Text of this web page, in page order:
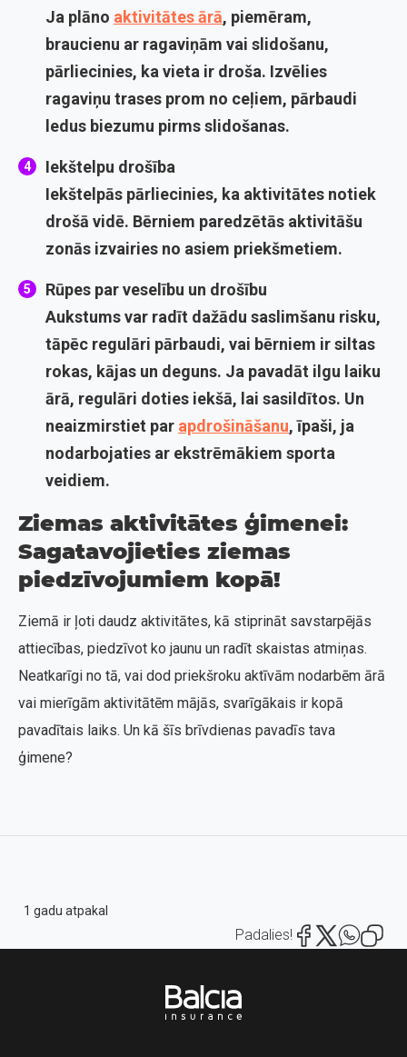
Ja plāno aktivitātes ārā, piemēram,
braucienu ar ragaviņām vai slidošanu,
pārliecinies, ka vieta ir droša. Izvēlies
ragaviņu trases prom no ceļiem, pārbaudi
ledus biezumu pirms slidošanas.
Iekštelpu drošība
Iekštelpās pārliecinies, ka aktivitātes notiek
drošā vidē. Bērniem paredzētās aktivitāšu
zonās izvairies no asiem priekšmetiem.
Rūpes par veselību un drošību
Aukstums var radīt dažādu saslimšanu risku,
tāpēc regulāri pārbaudi, vai bērniem ir siltas
rokas, kājas un deguns. Ja pavadāt ilgu laiku
ārā, regulāri doties iekšā, lai sasildītos. Un
neaizmirstiet par apdrošināšanu, īpaši, ja
nodarbojaties ar ekstrēmākiem sporta
veidiem.
Ziemas aktivitātes ģimenei:
Sagatavojieties ziemas
piedzīvojumiem kopā!
Ziemā ir ļoti daudz aktivitātes, kā stiprināt savstarpējās
attiecības, piedzīvot ko jaunu un radīt skaistas atmiņas.
Neatkarīgi no tā, vai dod priekšroku aktīvām nodarbēm ārā
vai mierīgām aktivitātēm mājās, svarīgākais ir kopā
pavadītais laiks. Un kā šīs brīvdienas pavadīs tava
ģimene?
1 gadu atpakal
Padalies!